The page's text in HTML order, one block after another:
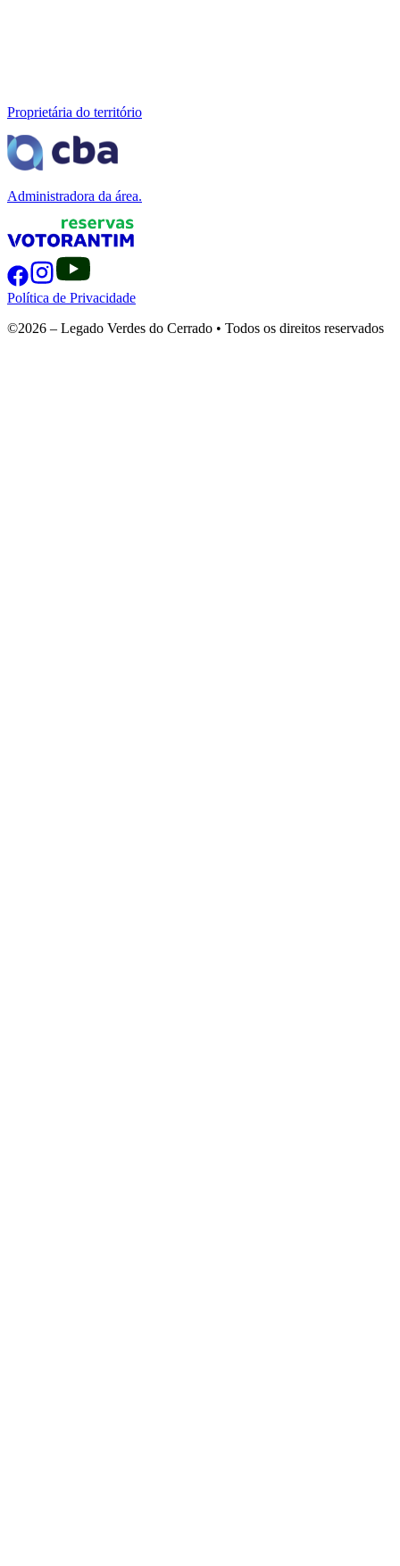
Proprietária do território
Administradora da área.
Política de Privacidade
©2026 – Legado Verdes do Cerrado • Todos os direitos reservados